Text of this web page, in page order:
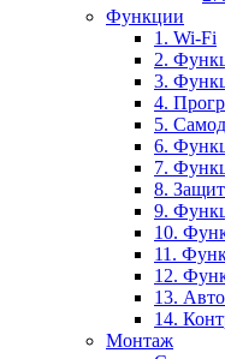
Функции
1. Wi-Fi
2.
3.
4.
5.
6.
7.
8.
9.
10.
11.
12.
13.
14.
Монтаж